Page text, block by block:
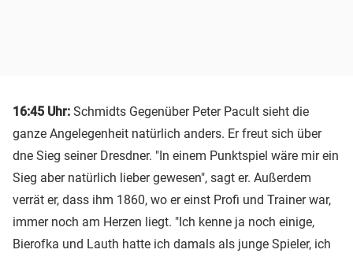
16:45 Uhr: Schmidts Gegenüber Peter Pacult sieht die
ganze Angelegenheit natürlich anders. Er freut sich über
dne Sieg seiner Dresdner. "In einem Punktspiel wäre mir ein
Sieg aber natürlich lieber gewesen", sagt er. Außerdem
verrät er, dass ihm 1860, wo er einst Profi und Trainer war,
immer noch am Herzen liegt. "Ich kenne ja noch einige,
Bierofka und Lauth hatte ich damals als junge Spieler, ich